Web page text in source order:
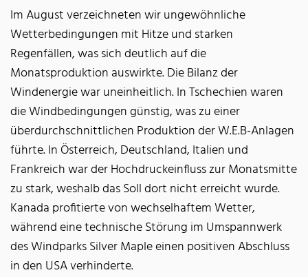
Im August verzeichneten wir ungewöhnliche
Wetterbedingungen mit Hitze und starken
Regenfällen, was sich deutlich auf die
Monatsproduktion auswirkte. Die Bilanz der
Windenergie war uneinheitlich. In Tschechien waren
die Windbedingungen günstig, was zu einer
überdurchschnittlichen Produktion der W.E.B-Anlagen
führte. In Österreich, Deutschland, Italien und
Frankreich war der Hochdruckeinfluss zur Monatsmitte
zu stark, weshalb das Soll dort nicht erreicht wurde.
Kanada profitierte von wechselhaftem Wetter,
während eine technische Störung im Umspannwerk
des Windparks Silver Maple einen positiven Abschluss
in den USA verhinderte.